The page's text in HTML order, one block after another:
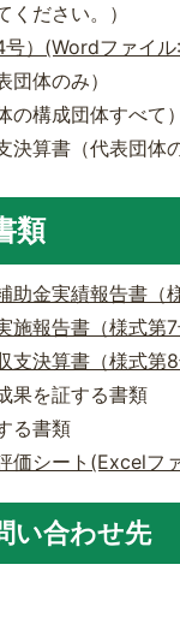
ださい。）
）(Wordファイル
体のみ）
構成団体すべて）
算書（代表団体
類
助金実績報告書
施報告書（様式第
支決算書（様式第
果を証する書類
る書類
価シート(Excelフ
い合わせ先